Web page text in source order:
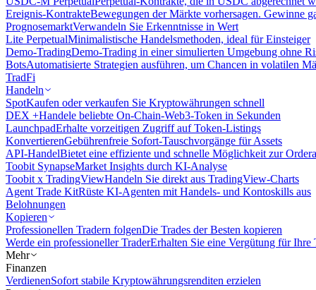
Ereignis-KontrakteBewegungen der Märkte vorhersagen. Gewinne
PrognosemarktVerwandeln Sie Erkenntnisse in Wert
Lite PerpetualMinimalistische Handelsmethoden, ideal für Einsteiger
Demo-TradingDemo-Trading in einer simulierten Umgebung ohne
BotsAutomatisierte Strategien ausführen, um Chancen in volatilen
TradFi
Handeln
SpotKaufen oder verkaufen Sie Kryptowährungen schnell
DEX +Handele beliebte On-Chain-Web3-Token in Sekunden
LaunchpadErhalte vorzeitigen Zugriff auf Token-Listings
KonvertierenGebührenfreie Sofort-Tauschvorgänge für Assets
API-HandelBietet eine effiziente und schnelle Möglichkeit zur
Toobit SynapseMarket Insights durch KI-Analyse
Toobit x TradingViewHandeln Sie direkt aus TradingView-Charts
Agent Trade KitRüste KI-Agenten mit Handels- und Kontoskills aus
Belohnungen
Kopieren
Professionellen Tradern folgenDie Trades der Besten kopieren
Werde ein professioneller TraderErhalten Sie eine Vergütung für Ihre
Mehr
Finanzen
VerdienenSofort stabile Kryptowährungsrenditen erzielen